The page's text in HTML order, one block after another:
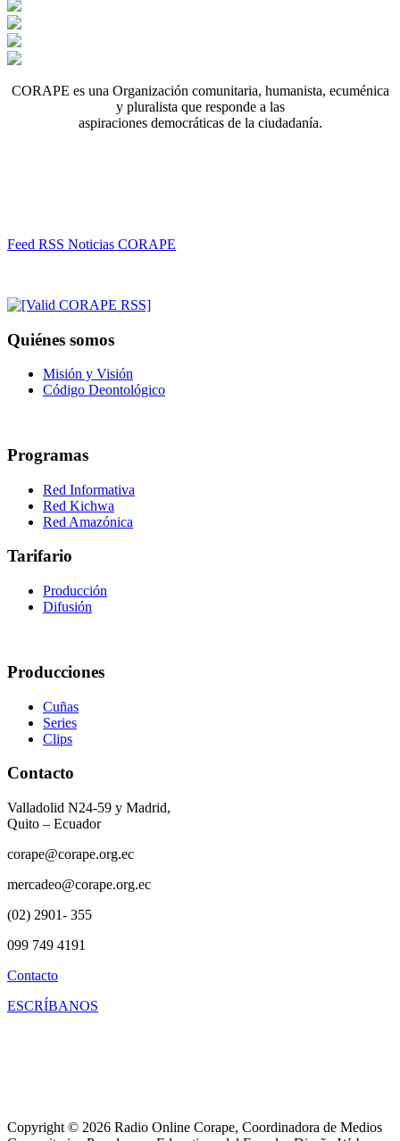
CORAPE es una Organización comunitaria, humanista, ecuménica
y pluralista que responde a las
aspiraciones democráticas de la ciudadanía.
Feed RSS Noticias CORAPE
Quiénes somos
Misión y Visión
Código Deontológico
Programas
Red Informativa
Red Kichwa
Red Amazónica
Tarifario
Producción
Difusión
Producciones
Cuñas
Series
Clips
Contacto
Valladolid N24-59 y Madrid,
Quito – Ecuador
corape@corape.org.ec
mercadeo@corape.org.ec
(02) 2901- 355
099 749 4191
Contacto
ESCRÍBANOS
Copyright © 2026 Radio Online Corape, Coordinadora de Medios